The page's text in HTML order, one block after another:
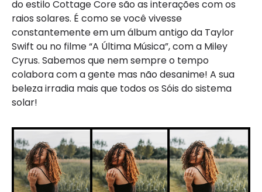
do estilo Cottage Core são as interações com os
raios solares. É como se você vivesse
constantemente em um álbum antigo da Taylor
Swift ou no filme “A Última Música”, com a Miley
Cyrus. Sabemos que nem sempre o tempo
colabora com a gente mas não desanime! A sua
beleza irradia mais que todos os Sóis do sistema
solar!